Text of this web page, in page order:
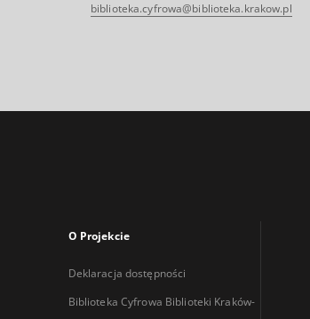
biblioteka.cyfrowa@biblioteka.krakow.pl
O Projekcie
Deklaracja dostępności
Biblioteka Cyfrowa Biblioteki Kraków-